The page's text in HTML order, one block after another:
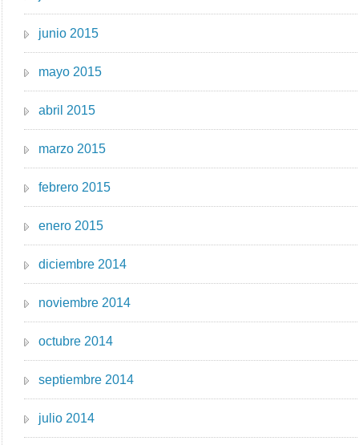
junio 2015
mayo 2015
abril 2015
marzo 2015
febrero 2015
enero 2015
diciembre 2014
noviembre 2014
octubre 2014
septiembre 2014
julio 2014